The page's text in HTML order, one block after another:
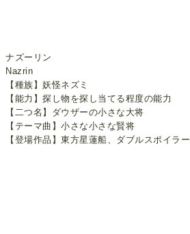
ナズーリン
Nazrin
【種族】妖怪ネズミ
【能力】探し物を探し当てる程度の能力
【二つ名】ダウザーの小さな大将
【テーマ曲】小さな小さな賢将
【登場作品】東方星蓮船、ダブルスポイラー